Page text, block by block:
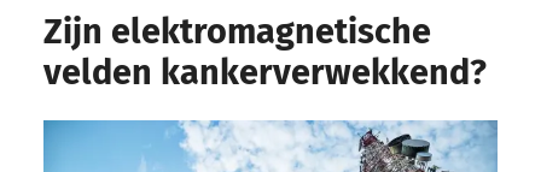
Zijn elektromagnetische
velden kankerverwekkend?